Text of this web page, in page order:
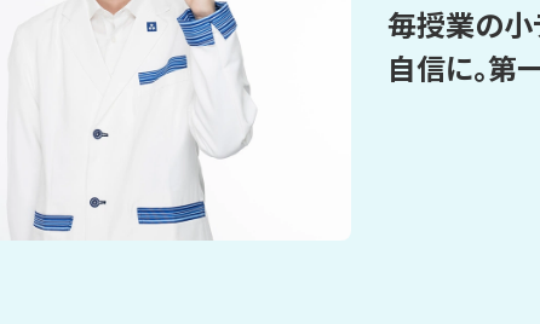
毎授業の小
自信に。第